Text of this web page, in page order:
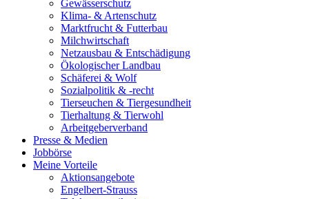
Gewässerschutz
Klima- & Artenschutz
Marktfrucht & Futterbau
Milchwirtschaft
Netzausbau & Entschädigung
Ökologischer Landbau
Schäferei & Wolf
Sozialpolitik & -recht
Tierseuchen & Tiergesundheit
Tierhaltung & Tierwohl
Arbeitgeberverband
Presse & Medien
Jobbörse
Meine Vorteile
Aktionsangebote
Engelbert-Strauss